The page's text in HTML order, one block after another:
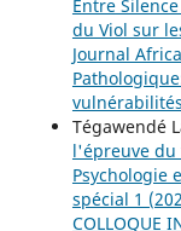
Entre
du Viol sur
Journal
Tégawendé
l'épreuve
Psychologie
spécial 1
COLLOQUE